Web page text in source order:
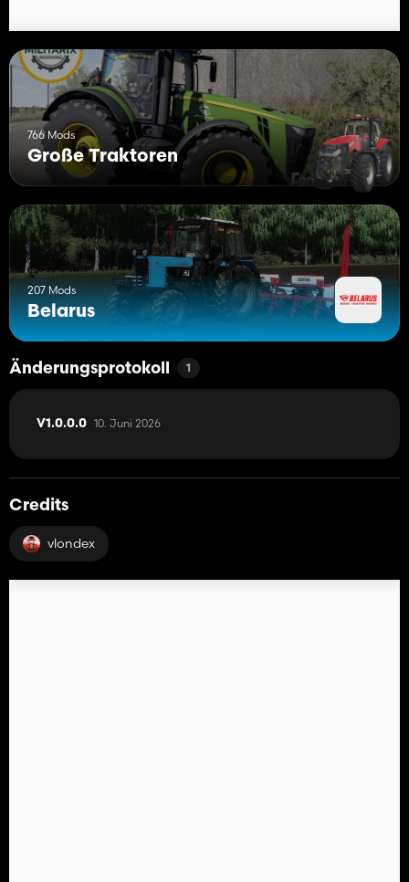
766 Mods
Große Traktoren
207 Mods
Belarus
Änderungsprotokoll 1
V1.0.0.0 10. Juni 2026
Credits
vlondex